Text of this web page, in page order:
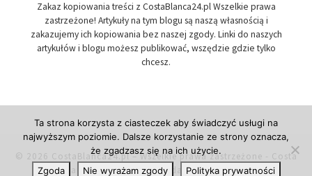
Zakaz kopiowania treści z CostaBlanca24.pl Wszelkie prawa
zastrzeżone! Artykuły na tym blogu są naszą własnością i
zakazujemy ich kopiowania bez naszej zgody. Linki do naszych
artykułów i blogu możesz publikować, wszędzie gdzie tylko
chcesz.
© 2026 CostaBlanca24.pl– Wszelkie prawa zastrzeżone - Costa
Blanca w Hiszpanii, przydatne informacje.
Ta strona korzysta z ciasteczek aby świadczyć usługi na
najwyższym poziomie. Dalsze korzystanie ze strony oznacza,
że zgadzasz się na ich użycie.
Zgoda
Nie wyrażam zgody Polityka prywatności